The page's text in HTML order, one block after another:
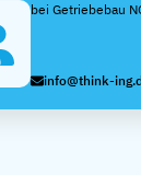
bei Getriebebau
info@think-